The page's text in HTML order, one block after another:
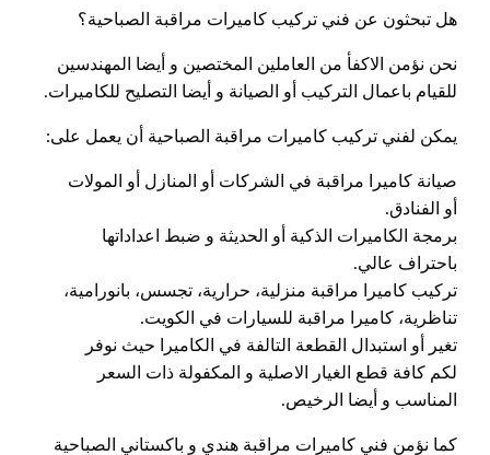
هل تبحثون عن فني تركيب كاميرات مراقبة الصباحية؟
نحن نؤمن الاكفأ من العاملين المختصين و أيضا المهندسين
للقيام باعمال التركيب أو الصيانة و أيضا التصليح للكاميرات.
يمكن لفني تركيب كاميرات مراقبة الصباحية أن يعمل على:
صيانة كاميرا مراقبة في الشركات أو المنازل أو المولات
أو الفنادق.
برمجة الكاميرات الذكية أو الحديثة و ضبط اعداداتها
باحتراف عالي.
تركيب كاميرا مراقبة منزلية، حرارية، تجسس، بانورامية،
تناظرية، كاميرا مراقبة للسيارات في الكويت.
تغير أو استبدال القطعة التالفة في الكاميرا حيث نوفر
لكم كافة قطع الغيار الاصلية و المكفولة ذات السعر
المناسب و أيضا الرخيص.
كما نؤمن فني كاميرات مراقبة هندي و باكستاني الصباحية